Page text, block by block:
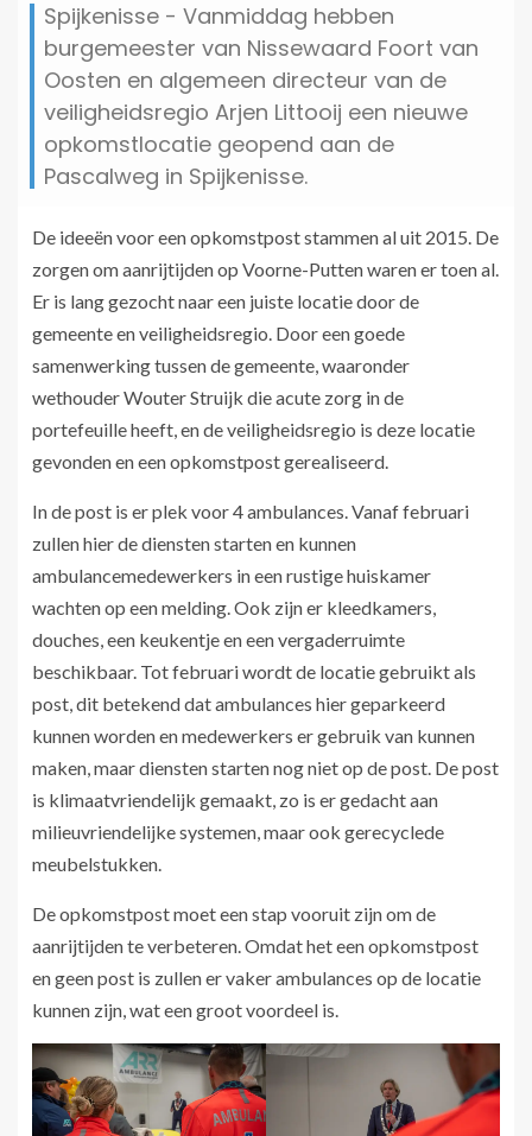
Spijkenisse - Vanmiddag hebben
burgemeester van Nissewaard Foort van
Oosten en algemeen directeur van de
veiligheidsregio Arjen Littooij een nieuwe
opkomstlocatie geopend aan de
Pascalweg in Spijkenisse.
De ideeën voor een opkomstpost stammen al uit 2015. De
zorgen om aanrijtijden op Voorne-Putten waren er toen al.
Er is lang gezocht naar een juiste locatie door de
gemeente en veiligheidsregio. Door een goede
samenwerking tussen de gemeente, waaronder
wethouder Wouter Struijk die acute zorg in de
portefeuille heeft, en de veiligheidsregio is deze locatie
gevonden en een opkomstpost gerealiseerd.
In de post is er plek voor 4 ambulances. Vanaf februari
zullen hier de diensten starten en kunnen
ambulancemedewerkers in een rustige huiskamer
wachten op een melding. Ook zijn er kleedkamers,
douches, een keukentje en een vergaderruimte
beschikbaar. Tot februari wordt de locatie gebruikt als
post, dit betekend dat ambulances hier geparkeerd
kunnen worden en medewerkers er gebruik van kunnen
maken, maar diensten starten nog niet op de post. De post
is klimaatvriendelijk gemaakt, zo is er gedacht aan
milieuvriendelijke systemen, maar ook gerecyclede
meubelstukken.
De opkomstpost moet een stap vooruit zijn om de
aanrijtijden te verbeteren. Omdat het een opkomstpost
en geen post is zullen er vaker ambulances op de locatie
kunnen zijn, wat een groot voordeel is.